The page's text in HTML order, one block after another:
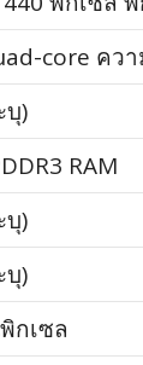
core ควา
บุ)
RAM
บุ)
บุ)
กเซล